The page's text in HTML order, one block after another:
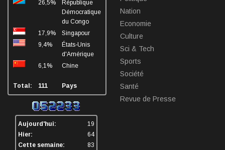
26,5%
République
Démocratique
du Congo
17,9%
Singapour
9,4%
États-Unis
d'Amérique
6,1%
Chine
Total: 111 Pays
Aujourd'hui:
19
Hier:
64
Cette semaine:
83
Nation
Economie
Culture
Sci & Tech
Sports
Société
Santé
Revue de Presse